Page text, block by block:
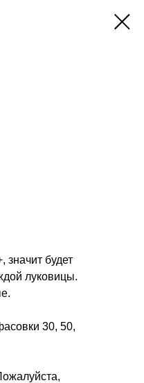
значит будет
луковицы.
30, 50,